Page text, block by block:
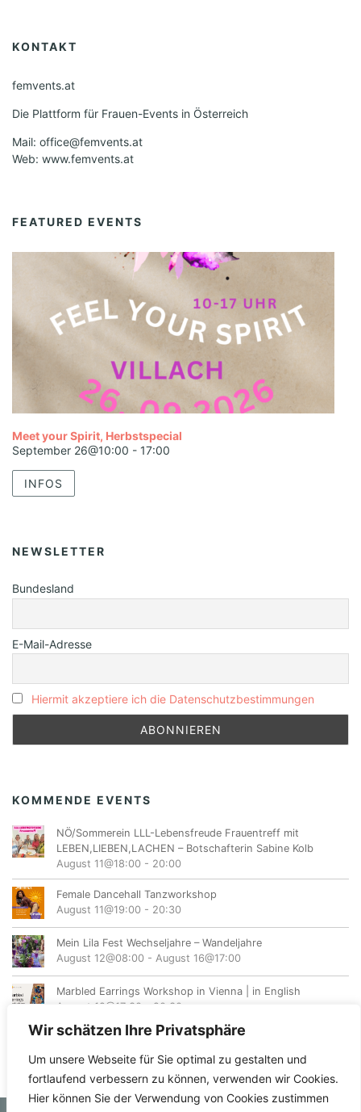
Wir schätzen Ihre Privatsphäre
Um unsere Webseite für Sie optimal zu gestalten und
fortlaufend verbessern zu können, verwenden wir Cookies.
Hier können Sie der Verwendung von Cookies zustimmen
KONTAKT
femvents.at
Die Plattform für Frauen-Events in Österreich
Mail: office@femvents.at
Web: www.femvents.at
FEATURED EVENTS
Meet your Spirit, Herbstspecial
September 26@10:00 - 17:00
INFOS
NEWSLETTER
Bundesland
E-Mail-Adresse
Hiermit akzeptiere ich die Datenschutzbestimmungen
KOMMENDE EVENTS
NÖ/Sommerein LLL-Lebensfreude Frauentreff mit
LEBEN,LIEBEN,LACHEN – Botschafterin Sabine Kolb
August 11@18:00 - 20:00
Female Dancehall Tanzworkshop
August 11@19:00 - 20:30
Mein Lila Fest Wechseljahre – Wandeljahre
August 12@08:00 - August 16@17:00
Marbled Earrings Workshop in Vienna | in English
August 12@17:30
20:30